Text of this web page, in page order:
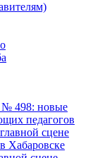
№ 498: новые
педагогов